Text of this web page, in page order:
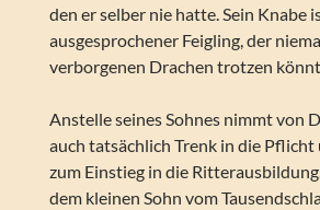
den er selber nie hatte. Sein Knabe
ausgesprochener Feigling, der
verborgenen Drachen trotzen
Anstelle seines Sohnes nimmt von
auch tatsächlich Trenk in die
zum Einstieg in die
dem kleinen Sohn vom